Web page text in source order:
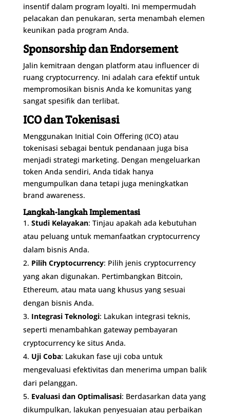
insentif dalam program loyalti. Ini mempermudah
pelacakan dan penukaran, serta menambah elemen
keunikan pada program Anda.
Sponsorship dan Endorsement
Jalin kemitraan dengan platform atau influencer di
ruang cryptocurrency. Ini adalah cara efektif untuk
mempromosikan bisnis Anda ke komunitas yang
sangat spesifik dan terlibat.
ICO dan Tokenisasi
Menggunakan Initial Coin Offering (ICO) atau
tokenisasi sebagai bentuk pendanaan juga bisa
menjadi strategi marketing. Dengan mengeluarkan
token Anda sendiri, Anda tidak hanya
mengumpulkan dana tetapi juga meningkatkan
brand awareness.
Langkah-langkah Implementasi
Studi Kelayakan: Tinjau apakah ada kebutuhan
atau peluang untuk memanfaatkan cryptocurrency
dalam bisnis Anda.
Pilih Cryptocurrency: Pilih jenis cryptocurrency
yang akan digunakan. Pertimbangkan Bitcoin,
Ethereum, atau mata uang khusus yang sesuai
dengan bisnis Anda.
Integrasi Teknologi: Lakukan integrasi teknis,
seperti menambahkan gateway pembayaran
cryptocurrency ke situs Anda.
Uji Coba: Lakukan fase uji coba untuk
mengevaluasi efektivitas dan menerima umpan balik
dari pelanggan.
Evaluasi dan Optimalisasi: Berdasarkan data yang
dikumpulkan, lakukan penyesuaian atau perbaikan